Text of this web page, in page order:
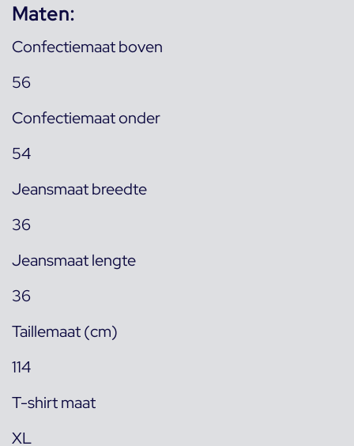
Maten:
Confectiemaat boven
56
Confectiemaat onder
54
Jeansmaat breedte
36
Jeansmaat lengte
36
Taillemaat (cm)
114
T-shirt maat
XL